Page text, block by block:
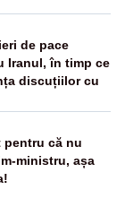
de pace
Iranul, în timp ce
discuțiilor cu
pentru că nu
ministru, așa